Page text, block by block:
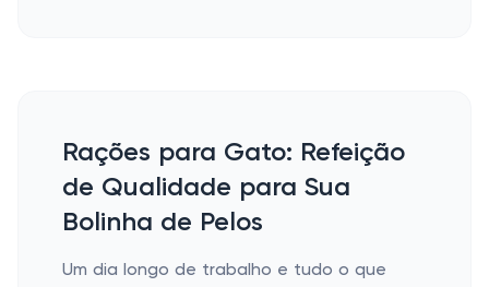
Rações para Gato: Refeição
de Qualidade para Sua
Bolinha de Pelos
Um dia longo de trabalho e tudo o que